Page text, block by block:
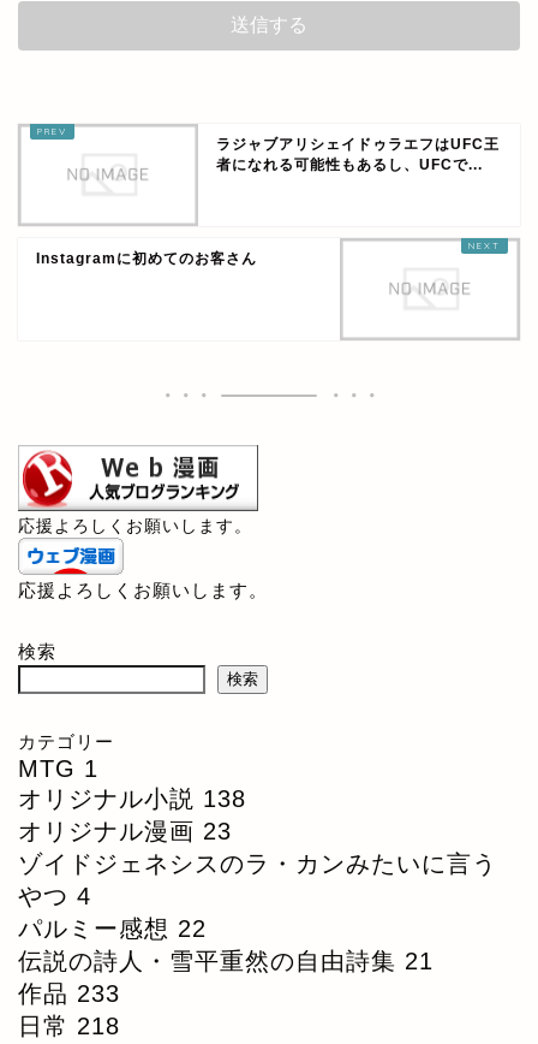
ラジャブアリシェイドゥラエフはUFC王
者になれる可能性もあるし、UFCで...
Instagramに初めてのお客さん
応援よろしくお願いします。
応援よろしくお願いします。
検索
検索
カテゴリー
MTG 1
オリジナル小説 138
オリジナル漫画 23
ゾイドジェネシスのラ・カンみたいに言う
やつ 4
パルミー感想 22
伝説の詩人・雪平重然の自由詩集 21
作品 233
日常 218